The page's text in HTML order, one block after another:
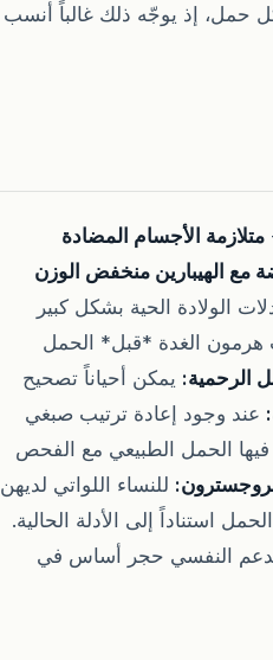
حمل، إذ يوجّه ذلك غالباً أنسب
متلازمة الأجسام المضادة
مع الهيبارين منخفض الوزن
الولادة الحية بشكل كبير
الغدة *قبل* الحمل
الرحمية: يمكن أحياناً تصحيح
عند وجود إعادة ترتيب صبغي
فيها الحمل الطبيعي مع الفحص
للنساء اللواتي لديهن
استناداً إلى الأدلة الحالية.
النفسي حجر أساس في